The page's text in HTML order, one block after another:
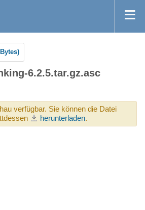
6.2.5.tar.gz.asc
verfügbar. Sie können die Datei
herunterladen.